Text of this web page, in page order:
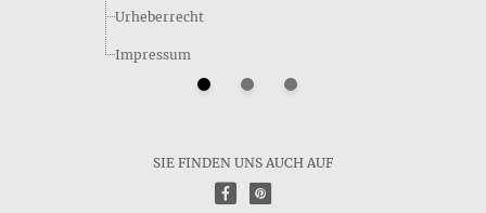
Wie lautet die Kurzfassung der Größenangaben für das
Produkt Cognacfarbene Bernsteinsplitter • Babykette?
das Produkt Cognacfarbene Bernsteinsplitter • Babykette
lautet die Größenangabe aus der Kurzfassung der
Produktdaten folgendermaßen: ca. 32,0 x 0,7 x 0,7 cm
Urheberrecht
Impressum
SIE FINDEN UNS AUCH AUF
f P